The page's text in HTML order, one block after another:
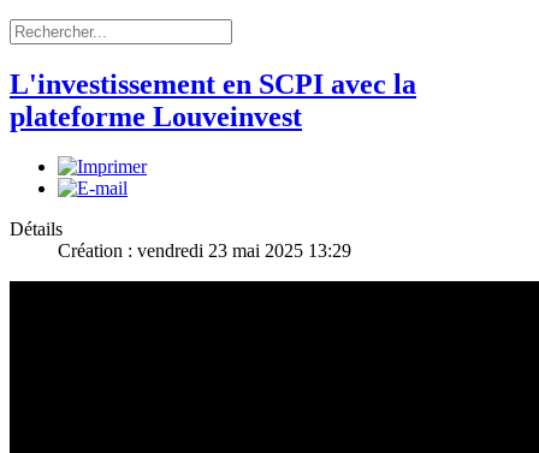
L'investissement en SCPI avec la
plateforme Louveinvest
Détails
Création : vendredi 23 mai 2025 13:29